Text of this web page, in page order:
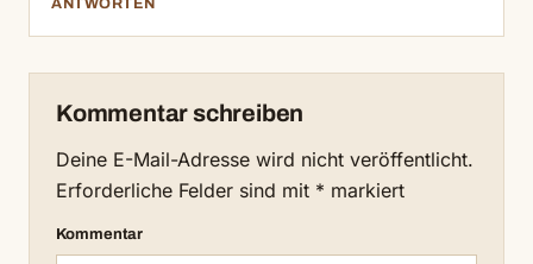
ANTWORTEN
Kommentar schreiben
Deine E-Mail-Adresse wird nicht veröffentlicht.
Erforderliche Felder sind mit * markiert
Kommentar